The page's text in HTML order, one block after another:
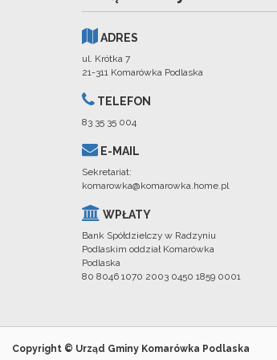
ADRES
ul. Krótka 7
21-311 Komarówka Podlaska
TELEFON
83 35 35 004
E-MAIL
Sekretariat:
komarowka@komarowka.home.pl
WPŁATY
Bank Spółdzielczy w Radzyniu
Podlaskim oddział Komarówka
Podlaska
80 8046 1070 2003 0450 1859 0001
Copyright © Urząd Gminy Komarówka Podlaska